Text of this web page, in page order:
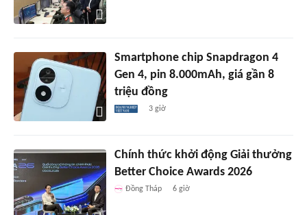
Smartphone chip Snapdragon 4
Gen 4, pin 8.000mAh, giá gần 8
triệu đồng
3 giờ
Chính thức khởi động Giải thưởng
Better Choice Awards 2026
Đồng Tháp 6 giờ